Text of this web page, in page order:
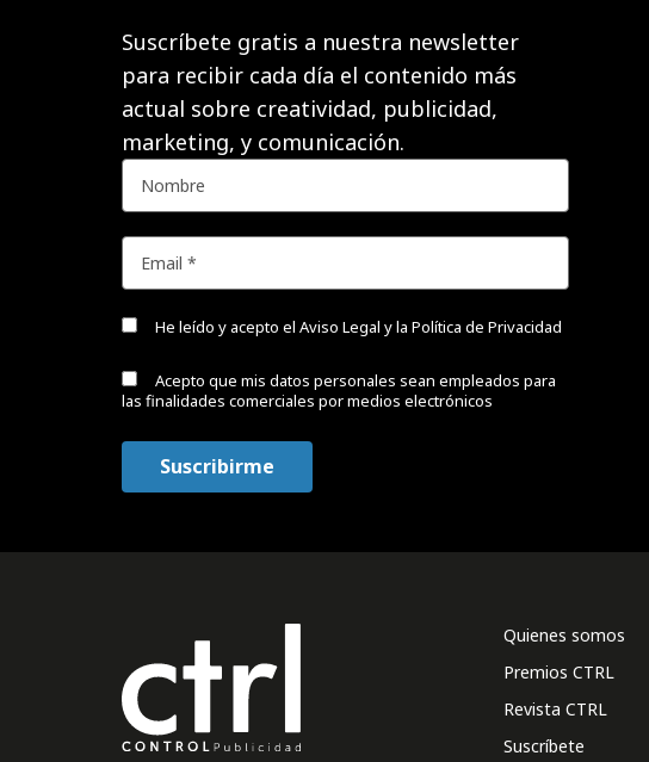
Suscríbete gratis a nuestra newsletter
para recibir cada día el contenido más
actual sobre creatividad, publicidad,
marketing, y comunicación.
He leído y acepto el Aviso Legal y la Política de Privacidad
Acepto que mis datos personales sean empleados para
las finalidades comerciales por medios electrónicos
Quienes somos
Premios CTRL
Revista CTRL
Suscríbete